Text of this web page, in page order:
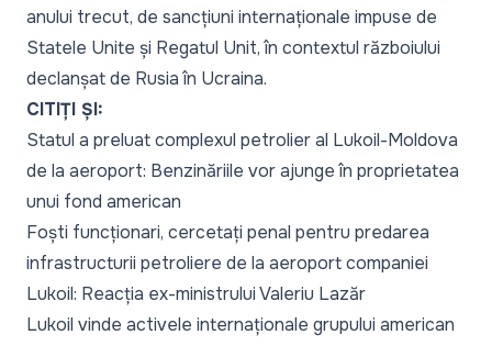
anului trecut, de sancțiuni internaționale impuse de
Statele Unite și Regatul Unit, în contextul războiului
declanșat de Rusia în Ucraina.
CITIȚI ȘI:
Statul a preluat complexul petrolier al Lukoil-Moldova
de la aeroport: Benzinăriile vor ajunge în proprietatea
unui fond american
Foști funcționari, cercetați penal pentru predarea
infrastructurii petroliere de la aeroport companiei
Lukoil: Reacția ex-ministrului Valeriu Lazăr
Lukoil vinde activele internaționale grupului american